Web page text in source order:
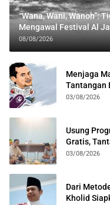
“Wana, Wani, Wanoh”:
Mengawal Festival Al
08/08/2026
Menjaga
Tantangan
Lintas
03/08/2026
Usung
Gratis,
Kota Bogor
03/08/2026
Dari
Kholid